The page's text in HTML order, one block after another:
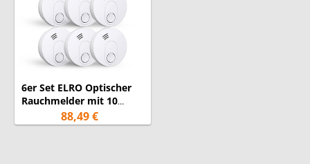
6er Set ELRO Optischer
Rauchmelder mit 10
Jahres Batterie &
Magnethalterung 10cm
88,49 €